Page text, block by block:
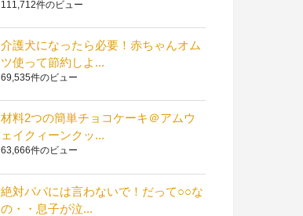
111,712件のビュー
介護犬になったら必要！赤ちゃんオム
ツ使って節約しよ...
69,535件のビュー
材料2つの簡単チョコケーキ＠アムウ
ェイクィーンクッ...
63,666件のビュー
絶対パパには言わないで！だって○○な
の・・息子が泣...